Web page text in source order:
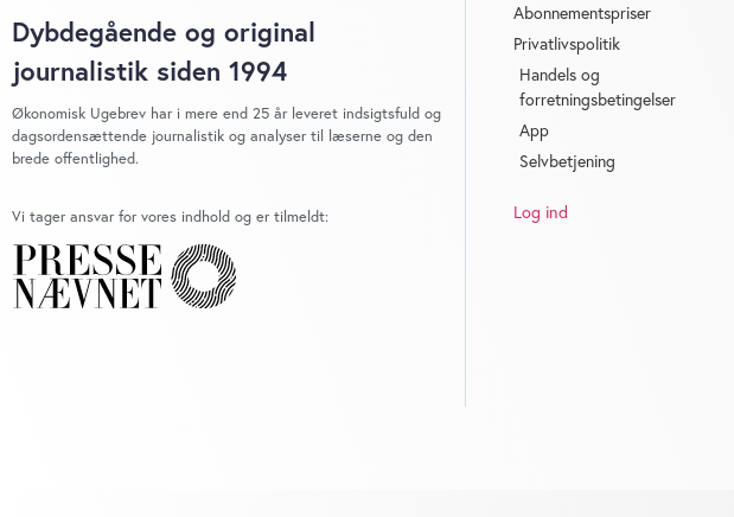
Dybdegående og original
journalistik siden 1994
Økonomisk Ugebrev har i mere end 25 år leveret indsigtsfuld og
dagsordensættende journalistik og analyser til læserne og den
brede offentlighed.
Vi tager ansvar for vores indhold og er tilmeldt:
Abonnementspriser
Privatlivspolitik
Handels og
forretningsbetingelser
App
Selvbetjening
Log ind